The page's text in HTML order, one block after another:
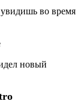
во время
новый